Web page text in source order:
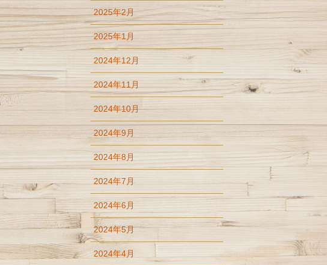
2025年2月
2025年1月
2024年12月
2024年11月
2024年10月
2024年9月
2024年8月
2024年7月
2024年6月
2024年5月
2024年4月